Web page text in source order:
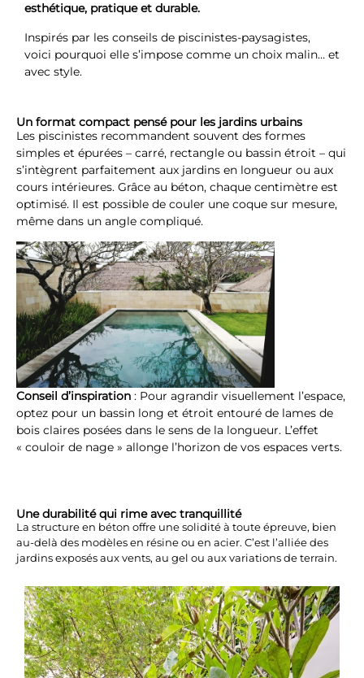
esthétique, pratique et durable.
Inspirés par les conseils de piscinistes-paysagistes,
voici pourquoi elle s’impose comme un choix malin… et
avec style.
Un format compact pensé pour les jardins urbains
Les piscinistes recommandent souvent des formes
simples et épurées – carré, rectangle ou bassin étroit – qui
s’intègrent parfaitement aux jardins en longueur ou aux
cours intérieures. Grâce au béton, chaque centimètre est
optimisé. Il est possible de couler une coque sur mesure,
même dans un angle compliqué.
Conseil d’inspiration : Pour agrandir visuellement l’espace,
optez pour un bassin long et étroit entouré de lames de
bois claires posées dans le sens de la longueur. L’effet
« couloir de nage » allonge l’horizon de vos espaces verts.
Une durabilité qui rime avec tranquillité
La structure en béton offre une solidité à toute épreuve, bien
au-delà des modèles en résine ou en acier. C’est l’alliée des
jardins exposés aux vents, au gel ou aux variations de terrain.